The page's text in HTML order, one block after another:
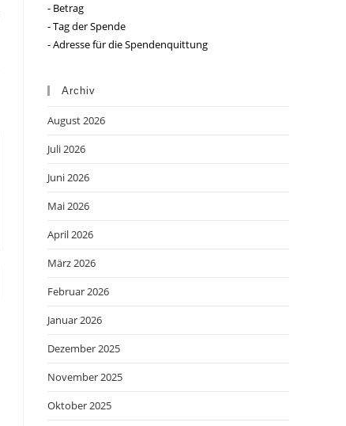
- Betrag
- Tag der Spende
- Adresse für die Spendenquittung
Archiv
August 2026
Juli 2026
Juni 2026
Mai 2026
April 2026
März 2026
Februar 2026
Januar 2026
Dezember 2025
November 2025
Oktober 2025